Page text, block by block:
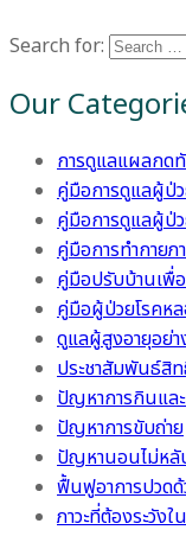
Search for:
Our
การดูแลแผลกด
คู่มือการดูแลผู้ป่
คู่มือการดูแลผู้ป่
คู่มือการทำกาย
คู่มือปรับบ้านเพื่
คู่มือผู้ป่วยโรคห
ดูแลผู้สูงอายุอย่า
ประชาสัมพันธ์สิ
ปัญหาการกินแล
ปัญหาการขับถ่าย
ปัญหานอนไม่หลั
ฟื้นฟูอาการปวด
ภาวะที่ต้องระวัง